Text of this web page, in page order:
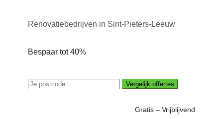
Renovatiebedrijven in Sint-Pieters-Leeuw
Bespaar tot 40%
Vergelijk offertes
Gratis – Vrijblijvend